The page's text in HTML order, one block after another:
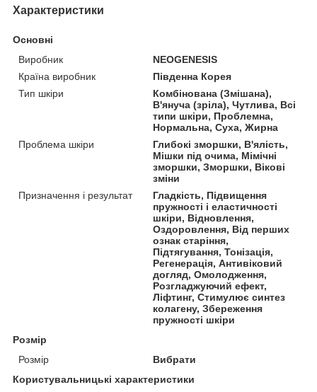
Характеристики
Основні
Виробник
NEOGENESIS
Країна виробник
Південна Корея
Тип шкіри
Комбінована (Змішана),
В'януча (зріла), Чутлива, Всі
типи шкіри, Проблемна,
Нормальна, Суха, Жирна
Проблема шкіри
Глибокі зморшки, В'ялість,
Мішки під очима, Мімічні
зморшки, Зморшки, Вікові
зміни
Призначення і результат
Гладкість, Підвищення
пружності і еластичності
шкіри, Відновлення,
Оздоровлення, Від перших
ознак старіння,
Підтягування, Тонізація,
Регенерація, Антивіковий
догляд, Омолодження,
Розгладжуючий ефект,
Ліфтинг, Стимулює синтез
колагену, Збереження
пружності шкіри
Розмір
Розмір
Вибрати
Користувальницькі характеристики